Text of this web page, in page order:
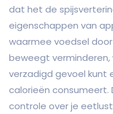
dat het de
eigenschappen van
waarmee voedsel
beweegt
verzadigd gevoel kunt
calorieën consumeert.
controle over je